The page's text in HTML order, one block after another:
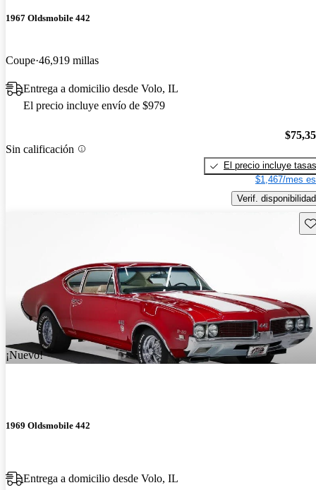
1967 Oldsmobile 442
Coupe 46,919 millas
Entrega a domicilio desde Volo, IL
El precio incluye envío de $979
Sin calificación
El precio incluye tasas
$1,467/mes
Verif. disponibilidad
¡Nuevo!
1969 Oldsmobile 442
Entrega a domicilio desde Volo, IL